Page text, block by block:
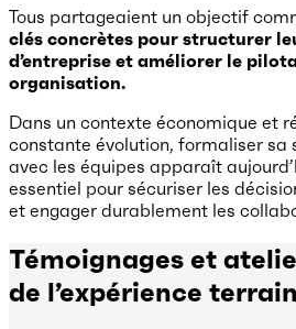
Tous partageaient un objectif
clés concrètes pour structurer
d’entreprise et améliorer le
organisation.
Dans un contexte économique et
constante évolution, formaliser
avec les équipes apparaît
essentiel pour sécuriser les
et engager durablement les
Témoignages et
de l’expérience terrain